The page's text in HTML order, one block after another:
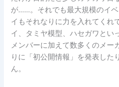
が……。それでも最大規模のイ
イもそれなりに力を入れてくれ
イ、タミヤ模型、ハセガワとい
メンバーに加えて数多くのメー
りに「初公開情報」を発表した
ん。